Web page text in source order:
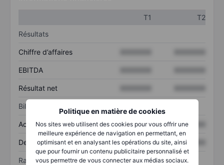
Politique en matière de cookies
Nos sites web utilisent des cookies pour vous offrir une
meilleure expérience de navigation en permettant, en
optimisant et en analysant les opérations du site, ainsi
que pour fournir un contenu publicitaire personnalisé et
vous permettre de vous connecter aux médias sociaux.
T1
T2
Résultats
Chiffre d’affaires
EBITDA
Résultat net
Bilan
Actif total XXXXXXX XXXXXXX
Dette totale XXXXXXX XXXXXXX
Ratios